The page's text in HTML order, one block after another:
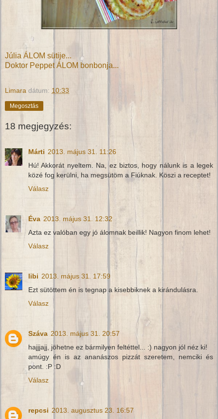
Júlia ÁLOM sütije...
Doktor Peppet ÁLOM bonbonja...
Limara dátum: 10:33
Megosztás
18 megjegyzés:
Márti 2013. május 31. 11:26
Hú! Akkorát nyeltem. Na, ez biztos, hogy nálunk is a legek
közé fog kerülni, ha megsütöm a Fiúknak. Köszi a receptet!
Válasz
Éva 2013. május 31. 12:32
Azta ez valóban egy jó álomnak beillik! Nagyon finom lehet!
Válasz
libi 2013. május 31. 17:59
Ezt sütöttem én is tegnap a kisebbiknek a kirándulásra.
Válasz
Száva 2013. május 31. 20:57
hajjjajj, jöhetne ez bármilyen feltéttel... :) nagyon jól néz ki!
amúgy én is az ananászos pizzát szeretem, nemciki és
pont. :P :D
Válasz
repcsi 2013. augusztus 23. 16:57